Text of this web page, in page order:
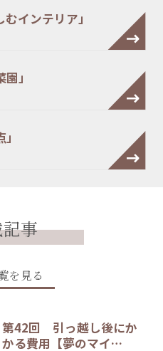
インテリア」
」
事
を見る
第42回 引っ越し後にか
かる費用【夢のマイ…